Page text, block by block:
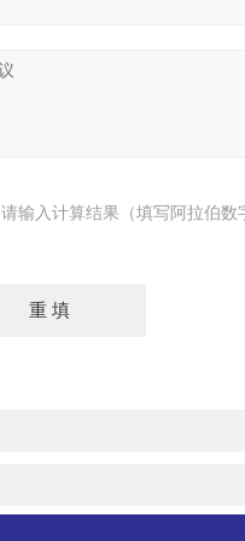
请输入计算结果（填写阿拉伯数